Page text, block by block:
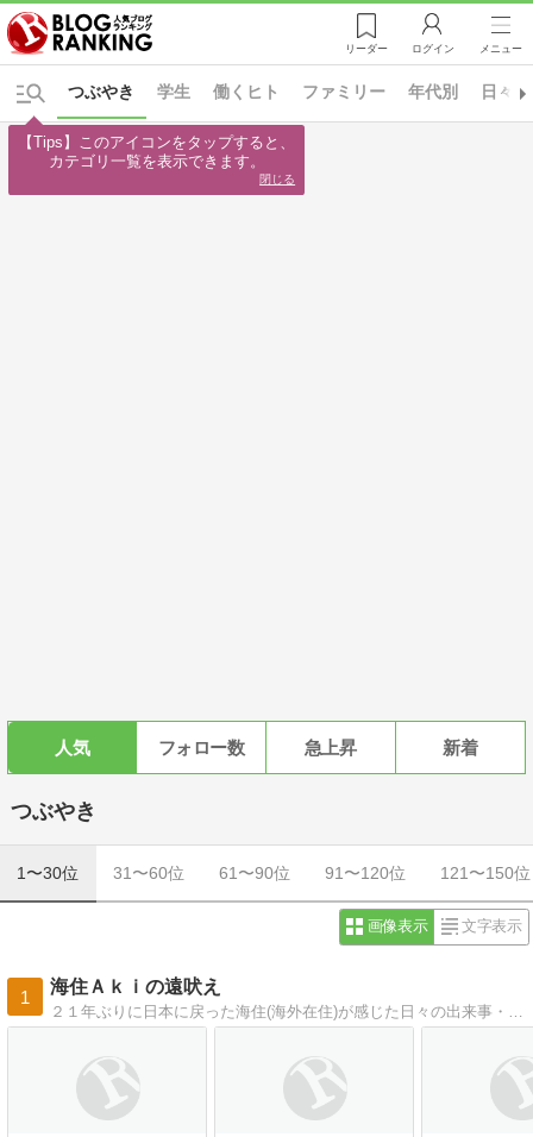
リーダー ログイン メニュー
学生 働くヒト ファミリー 年代別 日々
つぶやき
人気 フォロー数 急上昇 新着
つぶやき
1〜30位 31〜60位 61〜90位 91〜120位 121〜150位
画像表示 文字表示
1
海住Ａｋｉの遠吠え
【Tips】このアイコンをタップすると、
カテゴリ一覧を表示できます。
閉じる